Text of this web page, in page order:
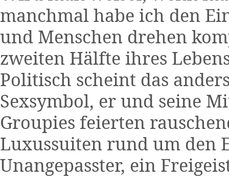
manchmal habe ich den
und Menschen drehen
zweiten Hälfte ihres
Politisch scheint das
Sexsymbol, er und seine
Groupies feierten
Luxussuiten rund um den
Unangepasster, ein